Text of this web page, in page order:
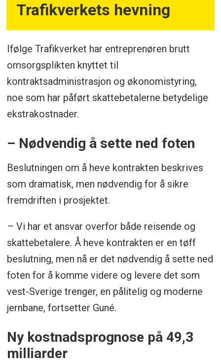
Trafikverkets hevning
Ifølge Trafikverket har entreprenøren brutt
omsorgsplikten knyttet til
kontraktsadministrasjon og økonomistyring,
noe som har påført skattebetalerne betydelige
ekstrakostnader.
– Nødvendig å sette ned foten
Beslutningen om å heve kontrakten beskrives
som dramatisk, men nødvendig for å sikre
fremdriften i prosjektet.
– Vi har et ansvar overfor både reisende og
skattebetalere. Å heve kontrakten er en tøff
beslutning, men nå er det nødvendig å sette ned
foten for å komme videre og levere det som
vest-Sverige trenger, en pålitelig og moderne
jernbane, fortsetter Guné.
Ny kostnadsprognose på 49,3
milliarder